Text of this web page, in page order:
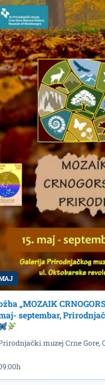
Anes Delić &
,,Avlija
„MOZAIK
septembar,
muzej Crne Gore,